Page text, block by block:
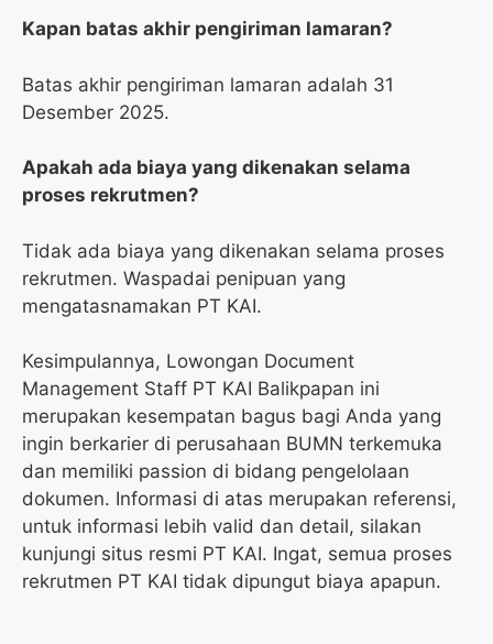
Kapan batas akhir pengiriman lamaran?
Batas akhir pengiriman lamaran adalah 31
Desember 2025.
Apakah ada biaya yang dikenakan selama
proses rekrutmen?
Tidak ada biaya yang dikenakan selama proses
rekrutmen. Waspadai penipuan yang
mengatasnamakan PT KAI.
Kesimpulannya, Lowongan Document
Management Staff PT KAI Balikpapan ini
merupakan kesempatan bagus bagi Anda yang
ingin berkarier di perusahaan BUMN terkemuka
dan memiliki passion di bidang pengelolaan
dokumen. Informasi di atas merupakan referensi,
untuk informasi lebih valid dan detail, silakan
kunjungi situs resmi PT KAI. Ingat, semua proses
rekrutmen PT KAI tidak dipungut biaya apapun.